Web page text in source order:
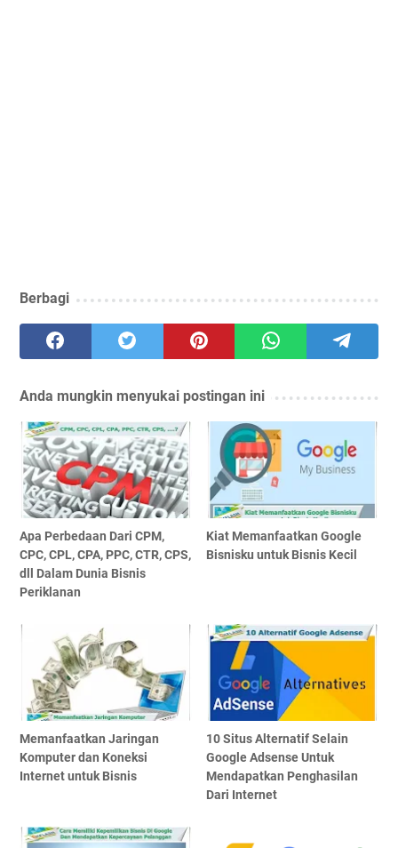
Berbagi
Anda mungkin menyukai postingan ini
Apa Perbedaan Dari CPM,
CPC, CPL, CPA, PPC, CTR, CPS,
dll Dalam Dunia Bisnis
Periklanan
Kiat Memanfaatkan Google
Bisnisku untuk Bisnis Kecil
Memanfaatkan Jaringan
Komputer dan Koneksi
Internet untuk Bisnis
10 Situs Alternatif Selain
Google Adsense Untuk
Mendapatkan Penghasilan
Dari Internet